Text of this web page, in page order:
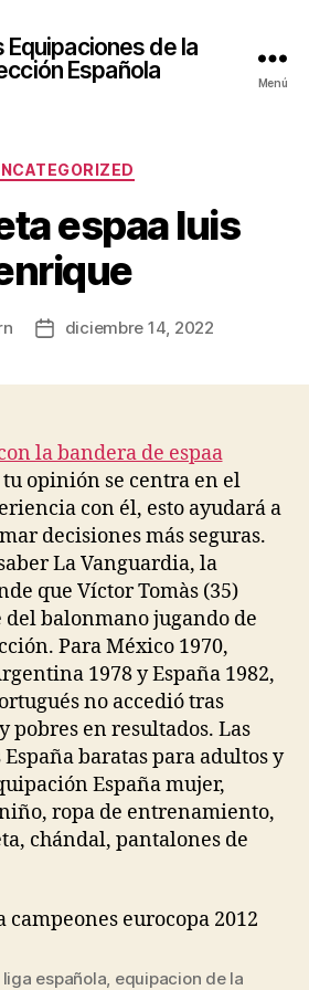
Equipaciones de la
Española
Menú
Categorías
espaa luis
Fechadiciembre 14, 2022
opinión se centra en el
con él, esto ayudará a
decisiones más seguras.
La Vanguardia, la
que Víctor Tomàs (35)
del balonmano jugando de
Para México 1970,
1978 y España 1982,
no accedió tras
en resultados. Las
baratas para adultos y
España mujer,
ropa de entrenamiento,
chándal, pantalones de
española, equipacion de la